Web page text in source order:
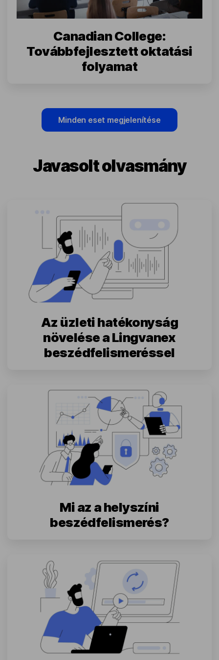
Canadian College:
Továbbfejlesztett oktatási
folyamat
Minden eset megjelenítése
Javasolt olvasmány
Az üzleti hatékonyság
növelése a Lingvanex
beszédfelismeréssel
Mi az a helyszíni
beszédfelismerés?